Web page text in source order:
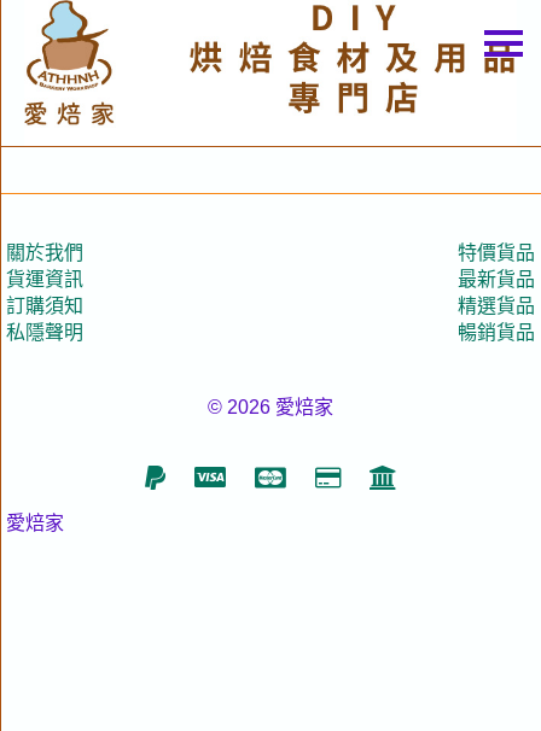
主頁
關於我們
商店資訊
購物車
語言
關於我們
貨運資訊
訂購須知
私隱聲明
特價貨品
最新貨品
精選貨品
暢銷貨品
© 2026 愛焙家
愛焙家